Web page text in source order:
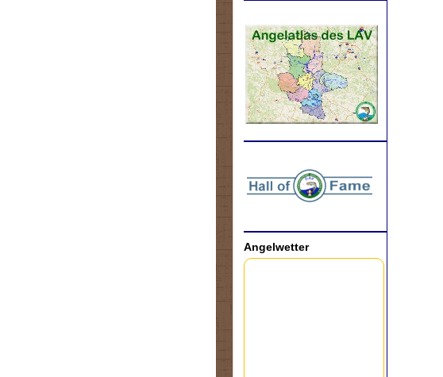
Angelwetter